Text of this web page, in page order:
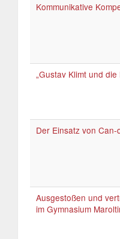
Kommunikative
„Gustav Klimt und
Der Einsatz von
Ausgestoßen und
im Gymnasium